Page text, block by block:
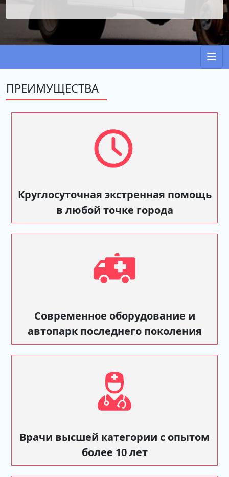
ПРЕИМУЩЕСТВА
Круглосуточная экстренная помощь
в любой точке города
Современное оборудование и
автопарк последнего поколения
Врачи высшей категории с опытом
более 10 лет